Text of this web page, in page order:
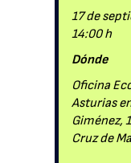
17 de
14:00 h
Dónde
Oficina
Asturias
Giménez,
Cruz de